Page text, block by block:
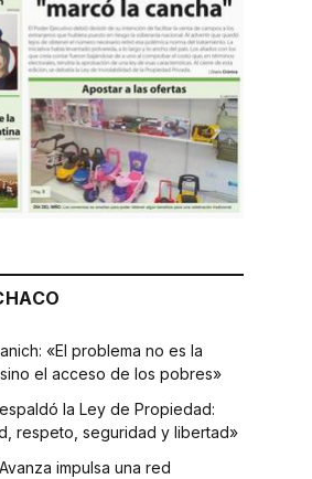
«El problema no es la
el acceso de los pobres»
la Ley de Propiedad:
respeto, seguridad y libertad»
impulsa una red